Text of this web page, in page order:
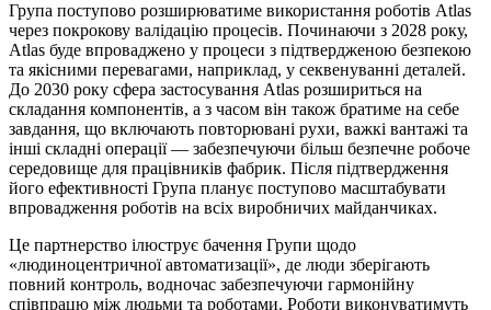
Група поступово розширюватиме використання роботів Atlas
через покрокову валідацію процесів. Починаючи з 2028 року,
Atlas буде впроваджено у процеси з підтвердженою безпекою
та якісними перевагами, наприклад, у секвенуванні деталей.
До 2030 року сфера застосування Atlas розшириться на
складання компонентів, а з часом він також братиме на себе
завдання, що включають повторювані рухи, важкі вантажі та
інші складні операції — забезпечуючи більш безпечне робоче
середовище для працівників фабрик. Після підтвердження
його ефективності Група планує поступово масштабувати
впровадження роботів на всіх виробничих майданчиках.
Це партнерство ілюструє бачення Групи щодо
«людиноцентричної автоматизації», де люди зберігають
повний контроль, водночас забезпечуючи гармонійну
співпрацю між людьми та роботами. Роботи виконуватимуть